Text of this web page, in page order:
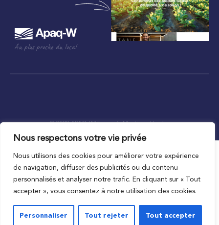
Nous respectons votre vie privée
Nous utilisons des cookies pour améliorer votre expérience
de navigation, diffuser des publicités ou du contenu
personnalisés et analyser notre trafic. En cliquant sur « Tout
accepter », vous consentez à notre utilisation des cookies.
Personnaliser Tout rejeter Tout accepter
Au plus proche du local